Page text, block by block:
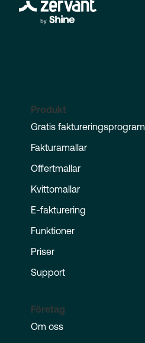
Produkt
Gratis faktureringsprogram
Fakturamallar
Offertmallar
Kvittomallar
E-fakturering
Funktioner
Priser
Support
Företag
Om oss